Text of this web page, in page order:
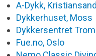
A-Dykk, Kristiansand
Dykkerhuset, Moss
Dykkersentret
Fue.no, Oslo